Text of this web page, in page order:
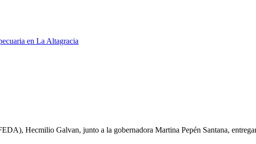
Hecmilio Galvan, junto a la gobernadora Martina Pepén Santana,